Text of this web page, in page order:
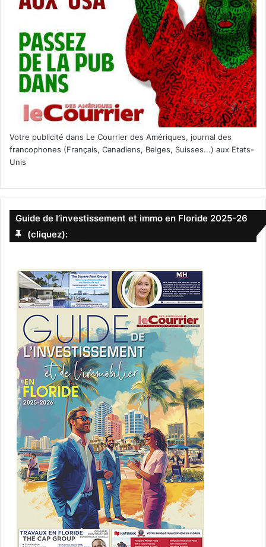
Votre publicité dans Le Courrier des Amériques, journal des
francophones (Français, Canadiens, Belges, Suisses...) aux Etats-
Unis
Guide de l’investissement et immo en Floride 2025-26
(cliquez):